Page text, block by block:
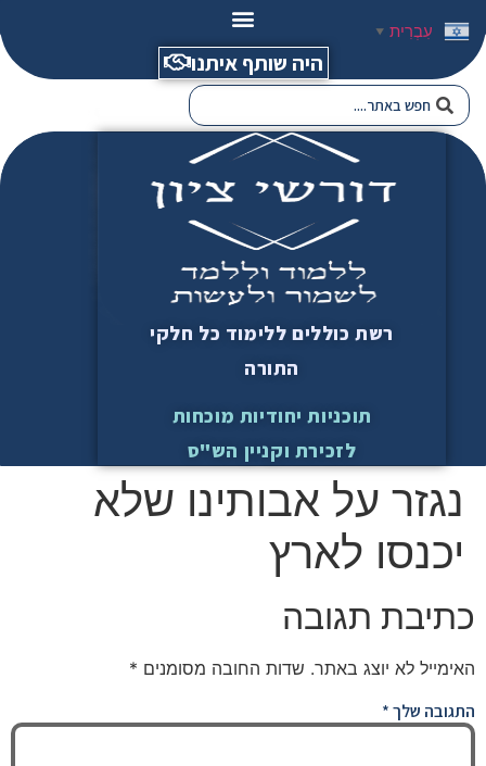
היה שותף איתנו
רשת כוללים ללימוד כל חלקי
התורה
תוכניות יחודיות מוכחות
לזכירת וקניין הש"ס
נגזר על אבותינו שלא
יכנסו לארץ
כתיבת תגובה
האימייל לא יוצג באתר. שדות החובה מסומנים *
התגובה שלך*
עִבְרִית ▼